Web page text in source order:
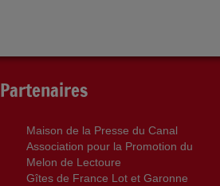
Partenaires
Maison de la Presse du Canal
Association pour la Promotion du
Melon de Lectoure
Gîtes de France Lot et Garonne